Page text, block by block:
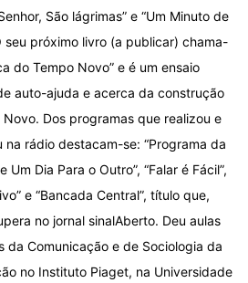
São lágrimas” e “Um Minuto de
seu próximo livro (a publicar) chama-
do Tempo Novo” e é um ensaio
auto-ajuda e acerca da construção
Novo. Dos programas que realizou e
na rádio destacam-se: “Programa da
Um Dia Para o Outro”, “Falar é Fácil”,
e “Bancada Central”, título que,
no jornal sinalAberto. Deu aulas
da Comunicação e de Sociologia da
no Instituto Piaget, na Universidade